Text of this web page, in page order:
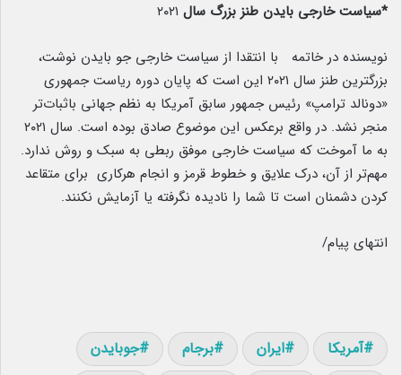
*سیاست خارجی بایدن طنز بزرگ سال
نویسنده در خاتمه با انتقدا از سیاست خارجی جو بایدن نوشت،
بزرگترین طنز سال ۲۰۲۱ این است که پایان دوره ریاست جمهوری
«دونالد ترامپ» رئیس جمهور سابق آمریکا به نظم جهانی باثبات‌تر
منجر نشد. در واقع برعکس این موضوع صادق بوده است. سال ۲۰۲۱
به ما آموخت که سیاست خارجی موفق ربطی به سبک و روش ندارد.
مهم‌تر از آن، درک علایق و خطوط قرمز و انجام هرکاری برای متقاعد
کردن دشمنان است تا شما را نادیده نگرفته یا آزمایش نکنند.
انتهای پیام/
آمریکا ایران برجام
جوبایدن